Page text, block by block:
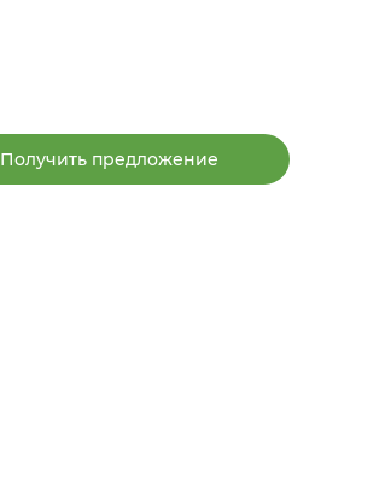
Получить предложение